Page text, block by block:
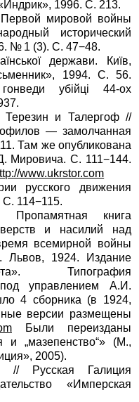
1996. С. 213.
мировой войны
исторический
№ 1 (3). С. 47−48.
держави. Київ,
1994. С. 56.
убiйцi 44-ох
и Талергоф //
— замолчанная
Там же опубликована
Мировича. С. 111−144.
www.ukrstor.com
русского движения
114−115.
Пропамятная книга
и насилий над
всемирной войны
Львов, 1924. Издание
Типография
под управлением А.И.
4 сборника (в 1924,
версии размещены
Были переизданы
и „мазепенство“» (М.,
2005).
// Русская Галиция
«Имперская